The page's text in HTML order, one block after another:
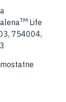
TM Life
754004,